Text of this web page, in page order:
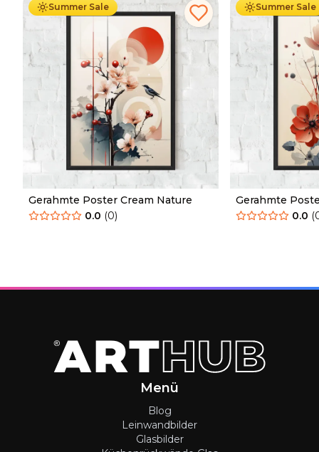
Summer Sale
Gerahmte Poster Cream Nature
0.0 (0)
Summer Sale
Gerahmte
Nature
0.0 (
Menü
Blog
Leinwandbilder
Glasbilder